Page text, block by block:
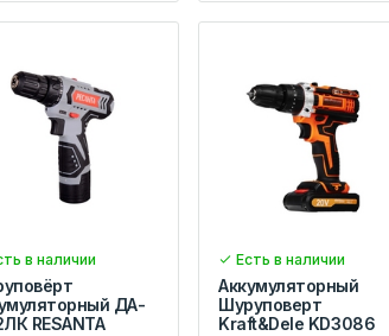
в наличии
ДA-
RESANTA
Есть в наличии
Аккумуляторный
Шуруповерт
Kraft&Dele KD3086